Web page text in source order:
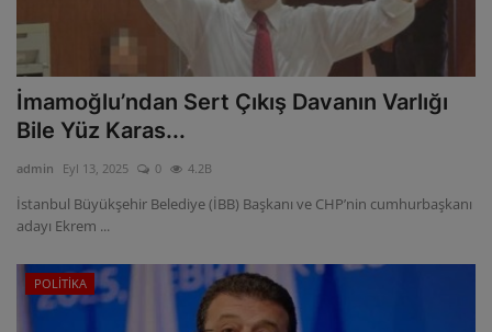
İmamoğlu’ndan Sert Çıkış Davanın Varlığı
Bile Yüz Karas...
admin Eyl 13, 2025 0 4.2B
İstanbul Büyükşehir Belediye (İBB) Başkanı ve CHP’nin cumhurbaşkanı
adayı Ekrem ...
POLİTİKA